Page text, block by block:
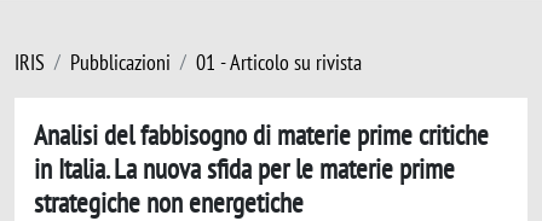
IRIS Pubblicazioni 01 - Articolo su rivista
Analisi del fabbisogno di materie prime critiche
in Italia. La nuova sfida per le materie prime
strategiche non energetiche